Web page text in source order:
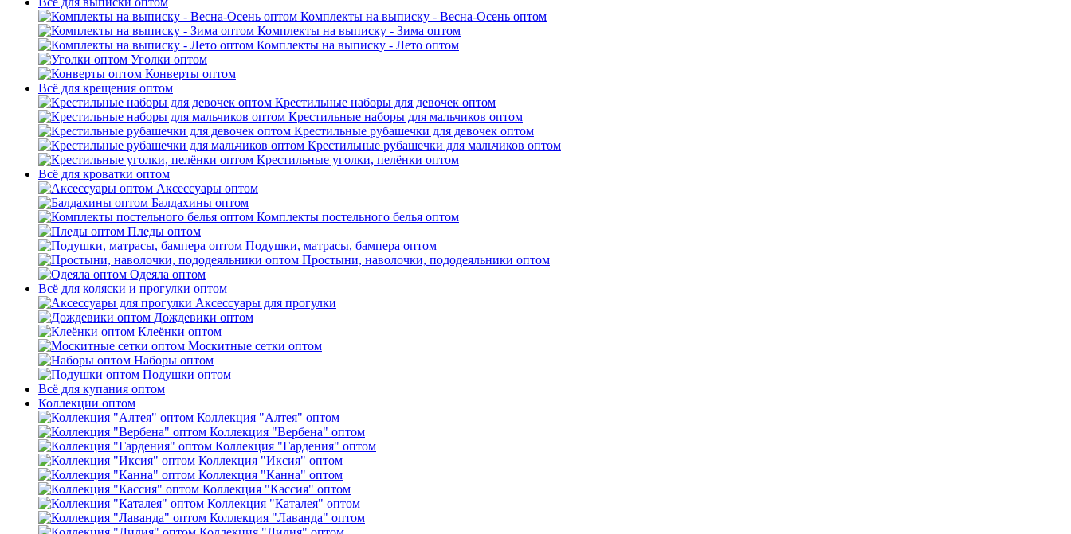
Комплекты на выписку - Весна-Осень оптом
Комплекты на выписку - Зима оптом
Комплекты на выписку - Лето оптом
Уголки оптом
Конверты оптом
Всё для крещения оптом
Крестильные наборы для девочек оптом
Крестильные наборы для мальчиков оптом
Крестильные рубашечки для девочек оптом
Крестильные рубашечки для мальчиков оптом
Крестильные уголки, пелёнки оптом
Всё для кроватки оптом
Аксессуары оптом
Балдахины оптом
Комплекты постельного белья оптом
Пледы оптом
Подушки, матрасы, бампера оптом
Простыни, наволочки, пододеяльники оптом
Одеяла оптом
Всё для коляски и прогулки оптом
Аксессуары для прогулки
Дождевики оптом
Клеёнки оптом
Москитные сетки оптом
Наборы оптом
Подушки оптом
Всё для купания оптом
Коллекции оптом
Коллекция "Алтея" оптом
Коллекция "Вербена" оптом
Коллекция "Гардения" оптом
Коллекция "Иксия" оптом
Коллекция "Канна" оптом
Коллекция "Кассия" оптом
Коллекция "Каталея" оптом
Коллекция "Лаванда" оптом